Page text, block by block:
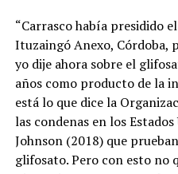
“Carrasco había presidido
Ituzaingó Anexo, Córdoba,
yo dije ahora sobre el
años como producto de la
está lo que dice la
las condenas en los
Johnson (2018) que
glifosato. Pero con esto no